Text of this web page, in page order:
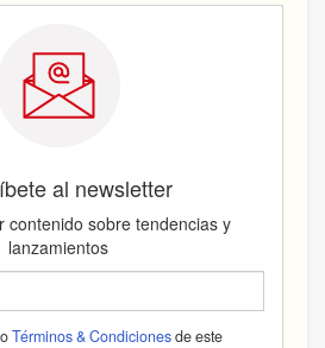
al newsletter
contenido sobre tendencias y
lanzamientos
Términos & Condicionesde este